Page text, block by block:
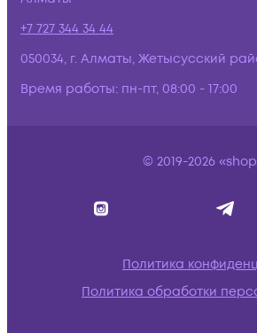
+7 727 344 34 44
050034, г. Алматы, Жетысусский
Время работы: пн-пт, 08:00 - 17:00
© 2019-2026
Политика
Политика обработки